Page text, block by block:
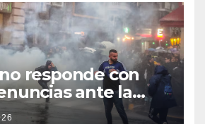
responde con
ante la